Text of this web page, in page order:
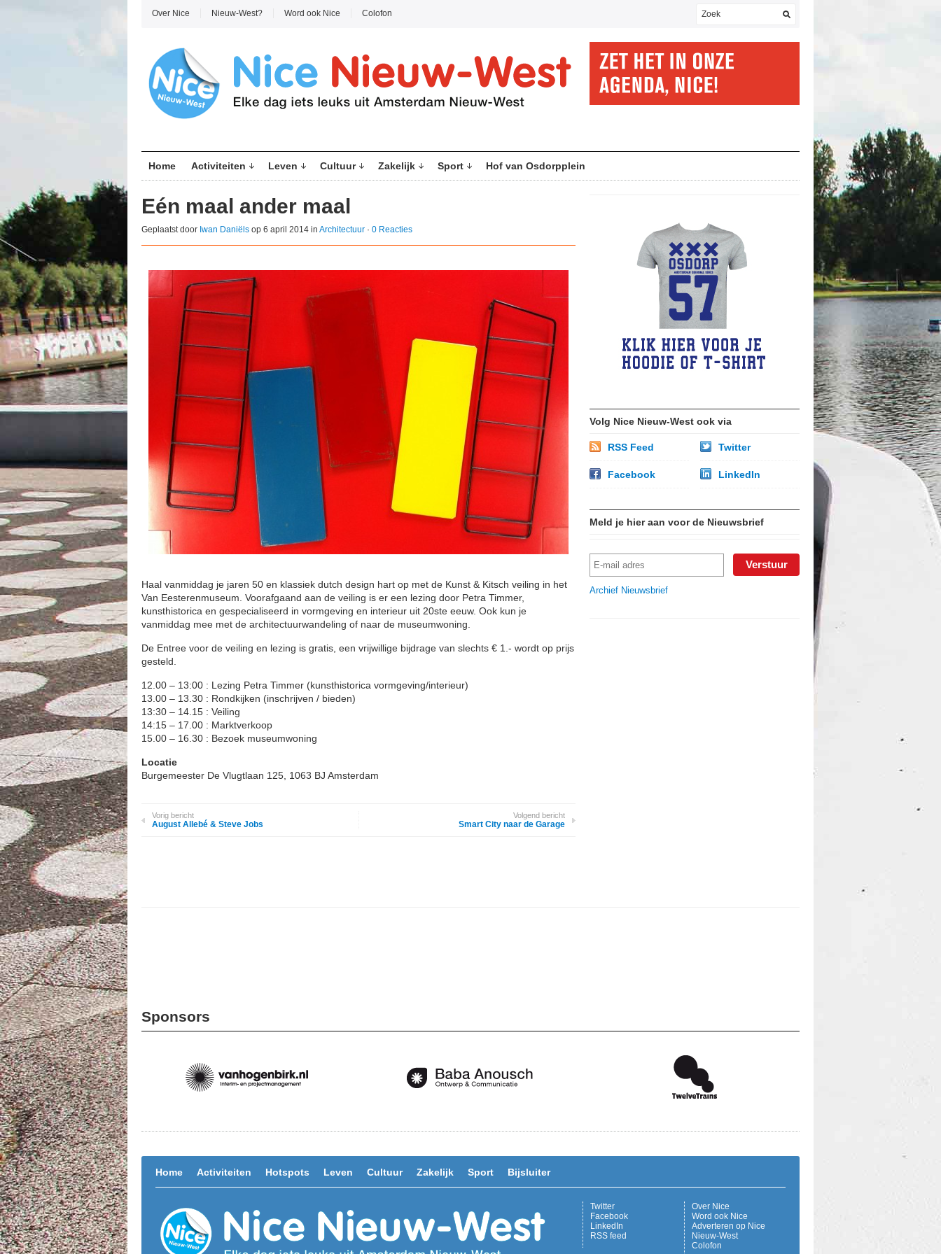
Over Nice Nieuw-West? Word ook Nice Colofon
Home Activiteiten Leven Cultuur Zakelijk Sport Hof van Osdorpplein
Eén maal ander maal
Geplaatst door Iwan Daniëls op 6 april 2014 in Architectuur · 0 Reacties
Haal vanmiddag je jaren 50 en klassiek dutch design hart op met de Kunst & Kitsch veiling in het
Van Eesterenmuseum. Voorafgaand aan de veiling is er een lezing door Petra Timmer,
kunsthistorica en gespecialiseerd in vormgeving en interieur uit 20ste eeuw. Ook kun je
vanmiddag mee met de architectuurwandeling of naar de museumwoning.
De Entree voor de veiling en lezing is gratis, een vrijwillige bijdrage van slechts € 1.- wordt op prijs
gesteld.
12.00 – 13:00 : Lezing Petra Timmer (kunsthistorica vormgeving/interieur)
13.00 – 13.30 : Rondkijken (inschrijven / bieden)
13:30 – 14.15 : Veiling
14:15 – 17.00 : Marktverkoop
15.00 – 16.30 : Bezoek museumwoning
Locatie
Burgemeester De Vlugtlaan 125, 1063 BJ Amsterdam
Vorig bericht
August Allebé & Steve Jobs
Volgend bericht
Smart City naar de Garage
Volg Nice Nieuw-West ook via
RSS Feed Twitter
Facebook LinkedIn
Meld je hier aan voor de Nieuwsbrief
Archief Nieuwsbrief
Sponsors
Home Activiteiten Hotspots Leven Cultuur Zakelijk Sport Bijsluiter
Over Nice
Word ook Nice
Adverteren op Nice
Nieuw-West
Colofon
Twitter
Facebook
LinkedIn
RSS feed